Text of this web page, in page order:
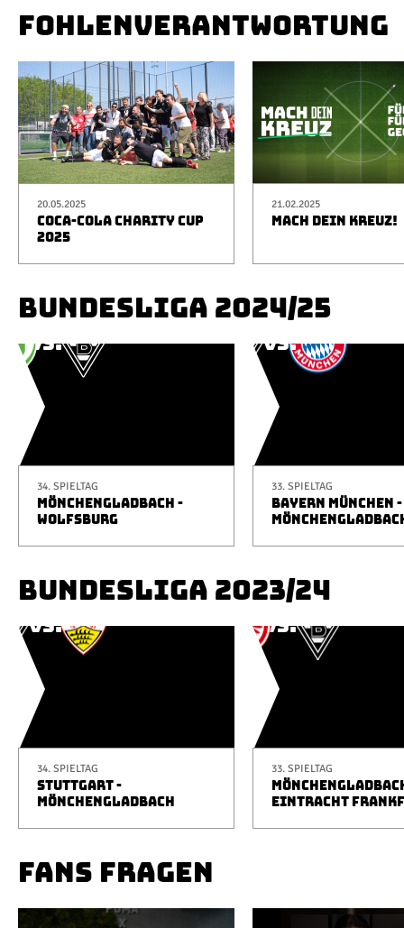
FOHLENVERANTWORTUNG
20.05.2025
COCA-COLA CHARITY CUP
2025
21.02.2025
MACH DEIN KREUZ!
BUNDESLIGA 2024/25
34. SPIELTAG
MÖNCHENGLADBACH -
WOLFSBURG
33. SPIELTAG
BAYERN MÜNCHEN -
BUNDESLIGA 2023/24
34. SPIELTAG
STUTTGART -
MÖNCHENGLADBACH
33. SPIELTAG
EINTRACHT
FANS FRAGEN